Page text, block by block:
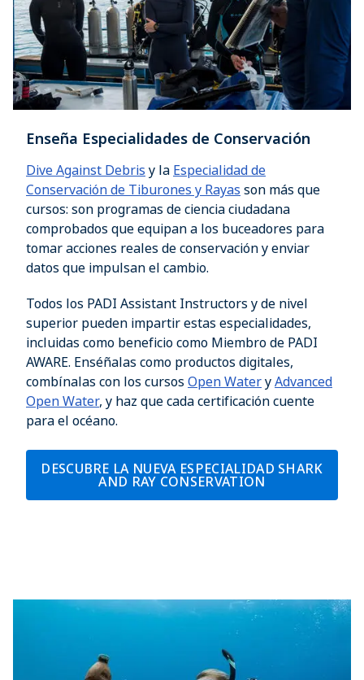
Enseña Especialidades de Conservación
Dive Against Debris y la Especialidad de
Conservación de Tiburones y Rayas son más que
cursos: son programas de ciencia ciudadana
comprobados que equipan a los buceadores para
tomar acciones reales de conservación y enviar
datos que impulsan el cambio.
Todos los PADI Assistant Instructors y de nivel
superior pueden impartir estas especialidades,
incluidas como beneficio como Miembro de PADI
AWARE. Enséñalas como productos digitales,
combínalas con los cursos Open WateryAdvanced
Open Water, y haz que cada certificación cuente
para el océano.
DESCUBRE LA NUEVA ESPECIALIDAD SHARK
AND RAY CONSERVATION